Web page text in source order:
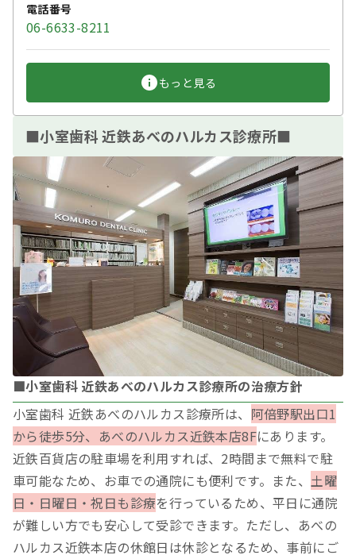
電話番号
06-6633-8211
もっと見る
■小室歯科 近鉄あべのハルカス診療所■
■小室歯科 近鉄あべのハルカス診療所の治療方針
小室歯科 近鉄あべのハルカス診療所は、 阿倍野駅出口1
から徒歩5分、あべのハルカス近鉄本店8Fにあります。
近鉄百貨店の駐車場を利用すれば、2時間まで無料で駐
車可能なため、お車での通院にも便利です。また、土曜
日・日曜日・祝日も診療を行っているため、平日に通院
が難しい方でも安心して受診できます。ただし、あべの
ハルカス近鉄本店の休館日は休診となるため、事前にご